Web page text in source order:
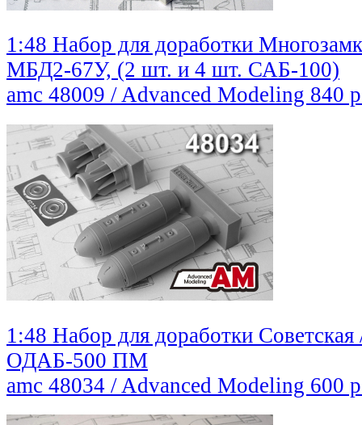
1:48 Набор для доработки
МБД2-67У, (2 шт. и 4 шт. САБ-100)
amc 48009 / Advanced Modeling 840
1:48 Набор для доработки Советская
ОДАБ-500 ПМ
amc 48034 / Advanced Modeling 600